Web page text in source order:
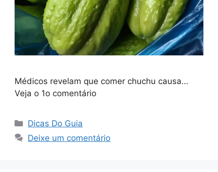
Médicos revelam que comer chuchu causa…
Veja o 1o comentário
Categorias
Dicas Do Guia
Deixe um comentário